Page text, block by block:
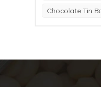
Chocolate Tin